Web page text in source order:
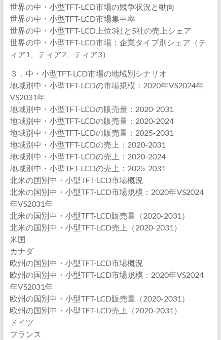
世界の中・小型TFT-LCD市場の競争状況と動向
世界の中・小型TFT-LCD市場集中率
世界の中・小型TFT-LCD上位3社と5社の売上シェア
世界の中・小型TFT-LCD市場：企業タイプ別シェア（テ
ィア1、ティア2、ティア3）
３．中・小型TFT-LCD市場の地域別シナリオ
地域別中・小型TFT-LCDの市場規模：2020年VS2024年
VS2031年
地域別中・小型TFT-LCDの販売量：2020-2031
地域別中・小型TFT-LCDの販売量：2020-2024
地域別中・小型TFT-LCDの販売量：2025-2031
地域別中・小型TFT-LCDの売上：2020-2031
地域別中・小型TFT-LCDの売上：2020-2024
地域別中・小型TFT-LCDの売上：2025-2031
北米の国別中・小型TFT-LCD市場概況
北米の国別中・小型TFT-LCD市場規模：2020年VS2024
年VS2031年
北米の国別中・小型TFT-LCD販売量（2020-2031）
北米の国別中・小型TFT-LCD売上（2020-2031）
米国
カナダ
欧州の国別中・小型TFT-LCD市場概況
欧州の国別中・小型TFT-LCD市場規模：2020年VS2024
年VS2031年
欧州の国別中・小型TFT-LCD販売量（2020-2031）
欧州の国別中・小型TFT-LCD売上（2020-2031）
ドイツ
フランス